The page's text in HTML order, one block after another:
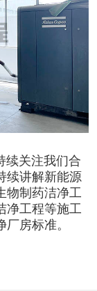
续关注我们合
续讲解新能源
物制药洁净工
净工程等施工
厂房标准。